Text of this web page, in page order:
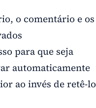
o comentário e os
para que seja
automaticamente
ao invés de retê-lo